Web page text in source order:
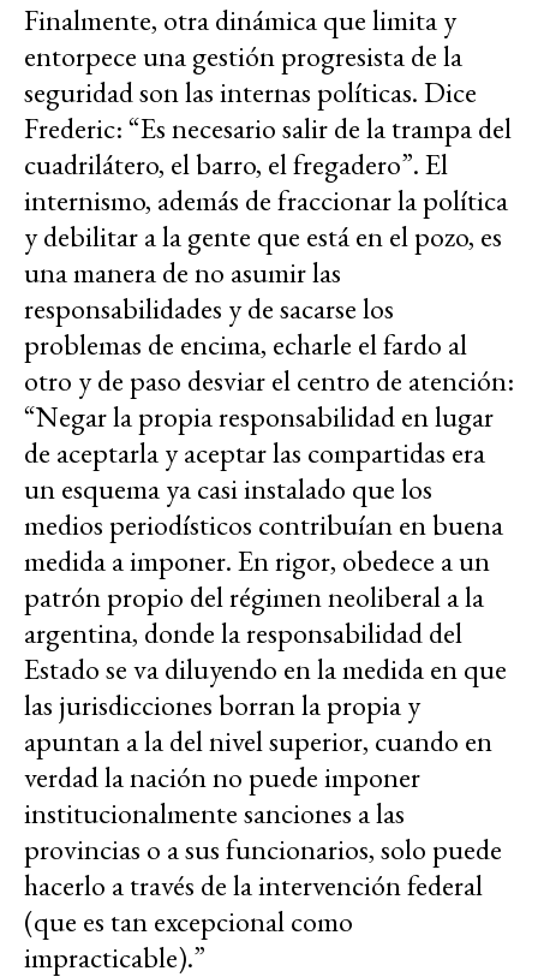
Finalmente, otra dinámica que limita y
entorpece una gestión progresista de la
seguridad son las internas políticas. Dice
Frederic: “Es necesario salir de la trampa del
cuadrilátero, el barro, el fregadero”. El
internismo, además de fraccionar la política
y debilitar a la gente que está en el pozo, es
una manera de no asumir las
responsabilidades y de sacarse los
problemas de encima, echarle el fardo al
otro y de paso desviar el centro de atención:
“Negar la propia responsabilidad en lugar
de aceptarla y aceptar las compartidas era
un esquema ya casi instalado que los
medios periodísticos contribuían en buena
medida a imponer. En rigor, obedece a un
patrón propio del régimen neoliberal a la
argentina, donde la responsabilidad del
Estado se va diluyendo en la medida en que
las jurisdicciones borran la propia y
apuntan a la del nivel superior, cuando en
verdad la nación no puede imponer
institucionalmente sanciones a las
provincias o a sus funcionarios, solo puede
hacerlo a través de la intervención federal
(que es tan excepcional como
impracticable).”